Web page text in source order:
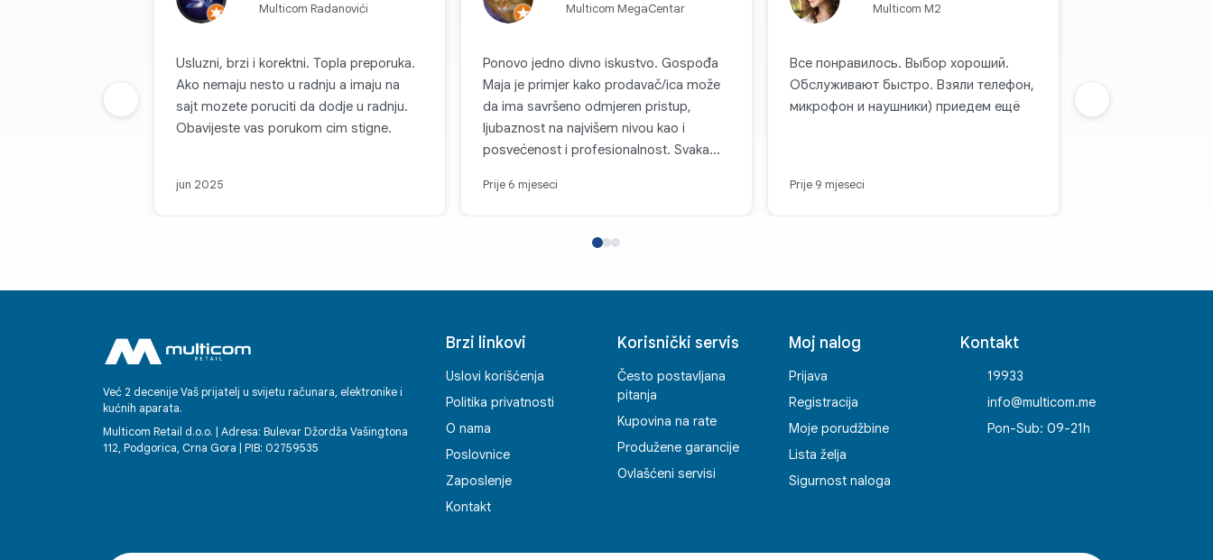
Multicom Radanovići
Usluzni, brzi i korektni. Topla preporuka.
Ako nemaju nesto u radnju a imaju na
sajt mozete poruciti da dodje u radnju.
Obavijeste vas porukom cim stigne.
jun 2025
Multicom MegaCentar
Ponovo jedno divno iskustvo. Gospođa
Maja je primjer kako prodavač/ica može
da ima savršeno odmjeren pristup,
ljubaznost na najvišem nivou kao i
posvećenost i profesionalnost. Svaka
Prije 6 mjeseci
Multicom M2
Все понравилось. Выбор хороший.
Обслуживают быстро. Взяли телефон,
микрофон и наушники) приедем ещё
Prije 9 mjeseci
Prethodna grupa
Već 2 decenije Vaš prijatelj u svijetu računara, elektronike i
kućnih aparata.
Multicom Retail d.o.o. | Adresa: Bulevar Džordža Vašingtona
112, Podgorica, Crna Gora | PIB: 02759535
Brzi linkovi
Uslovi korišćenja
Politika privatnosti
O nama
Poslovnice
Zaposlenje
Kontakt
Korisnički servis
Često postavljana
pitanja
Kupovina na rate
Produžene garancije
Ovlašćeni servisi
Moj nalog
Prijava
Registracija
Moje porudžbine
Lista želja
Sigurnost naloga
Kontakt
19933
info@multicom.me
Pon-Sub: 09-21h